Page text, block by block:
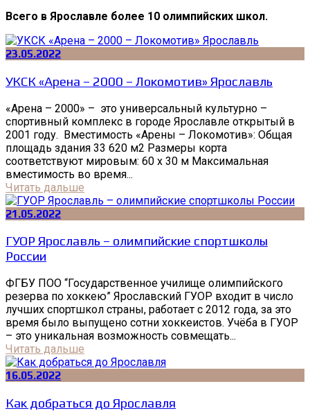
Всего в Ярославле более 10 олимпийских школ.
23.05.2022
УКСК «Арена – 2000 – Локомотив» Ярославль
«Арена – 2000» – это универсальный культурно –
спортивный комплекс в городе Ярославле открытый в
2001 году. Вместимость «Арены – Локомотив»: Общая
площадь здания 33 620 м2 Размеры корта
соответствуют мировым: 60 х 30 м Максимальная
вместимость во время...
Читать дальше
21.05.2022
ГУОР Ярославль – олимпийские спортшколы
России
ФГБУ ПОО “Государственное училище олимпийского
резерва по хоккею” Ярославский ГУОР входит в число
лучших спортшкол страны, работает с 2012 года, за это
время было выпущено сотни хоккеистов. Учёба в ГУОР
– это уникальная возможность совмещать...
Читать дальше
16.05.2022
Как добраться до Ярославля